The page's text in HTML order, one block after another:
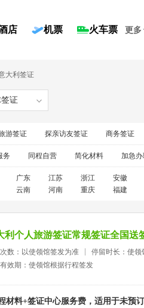
店 机票 火车票 更多
大利签证
证
游签证 探亲访友签证 商务签证
务 同程自营 简化材料 加急
广东 江苏 浙江
安徽
云南 河南 重庆 福建
利个人旅游签证常规签证全国送
数：以使领馆签发为准
停留时长：使领
效期：使领馆根据行程签发
材料+签证中心服务费，适用于未预